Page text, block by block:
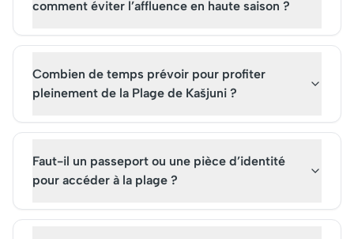
comment éviter l’affluence en haute saison ?
Combien de temps prévoir pour profiter
pleinement de la Plage de Kašjuni ?
Faut-il un passeport ou une pièce d’identité
pour accéder à la plage ?